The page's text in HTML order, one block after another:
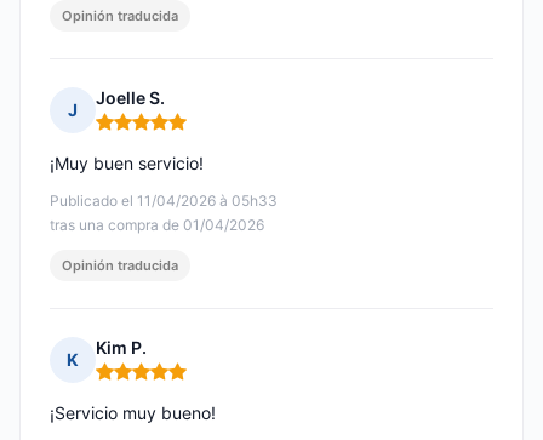
Opinión traducida
J
Joelle S.
Nota: 5 de 5
Publicado el 11/04/2026 à 05h33
tras una compra de 01/04/2026
¡Muy buen servicio!
Opinión traducida
K
Kim P.
Nota: 5 de 5
¡Servicio muy bueno!